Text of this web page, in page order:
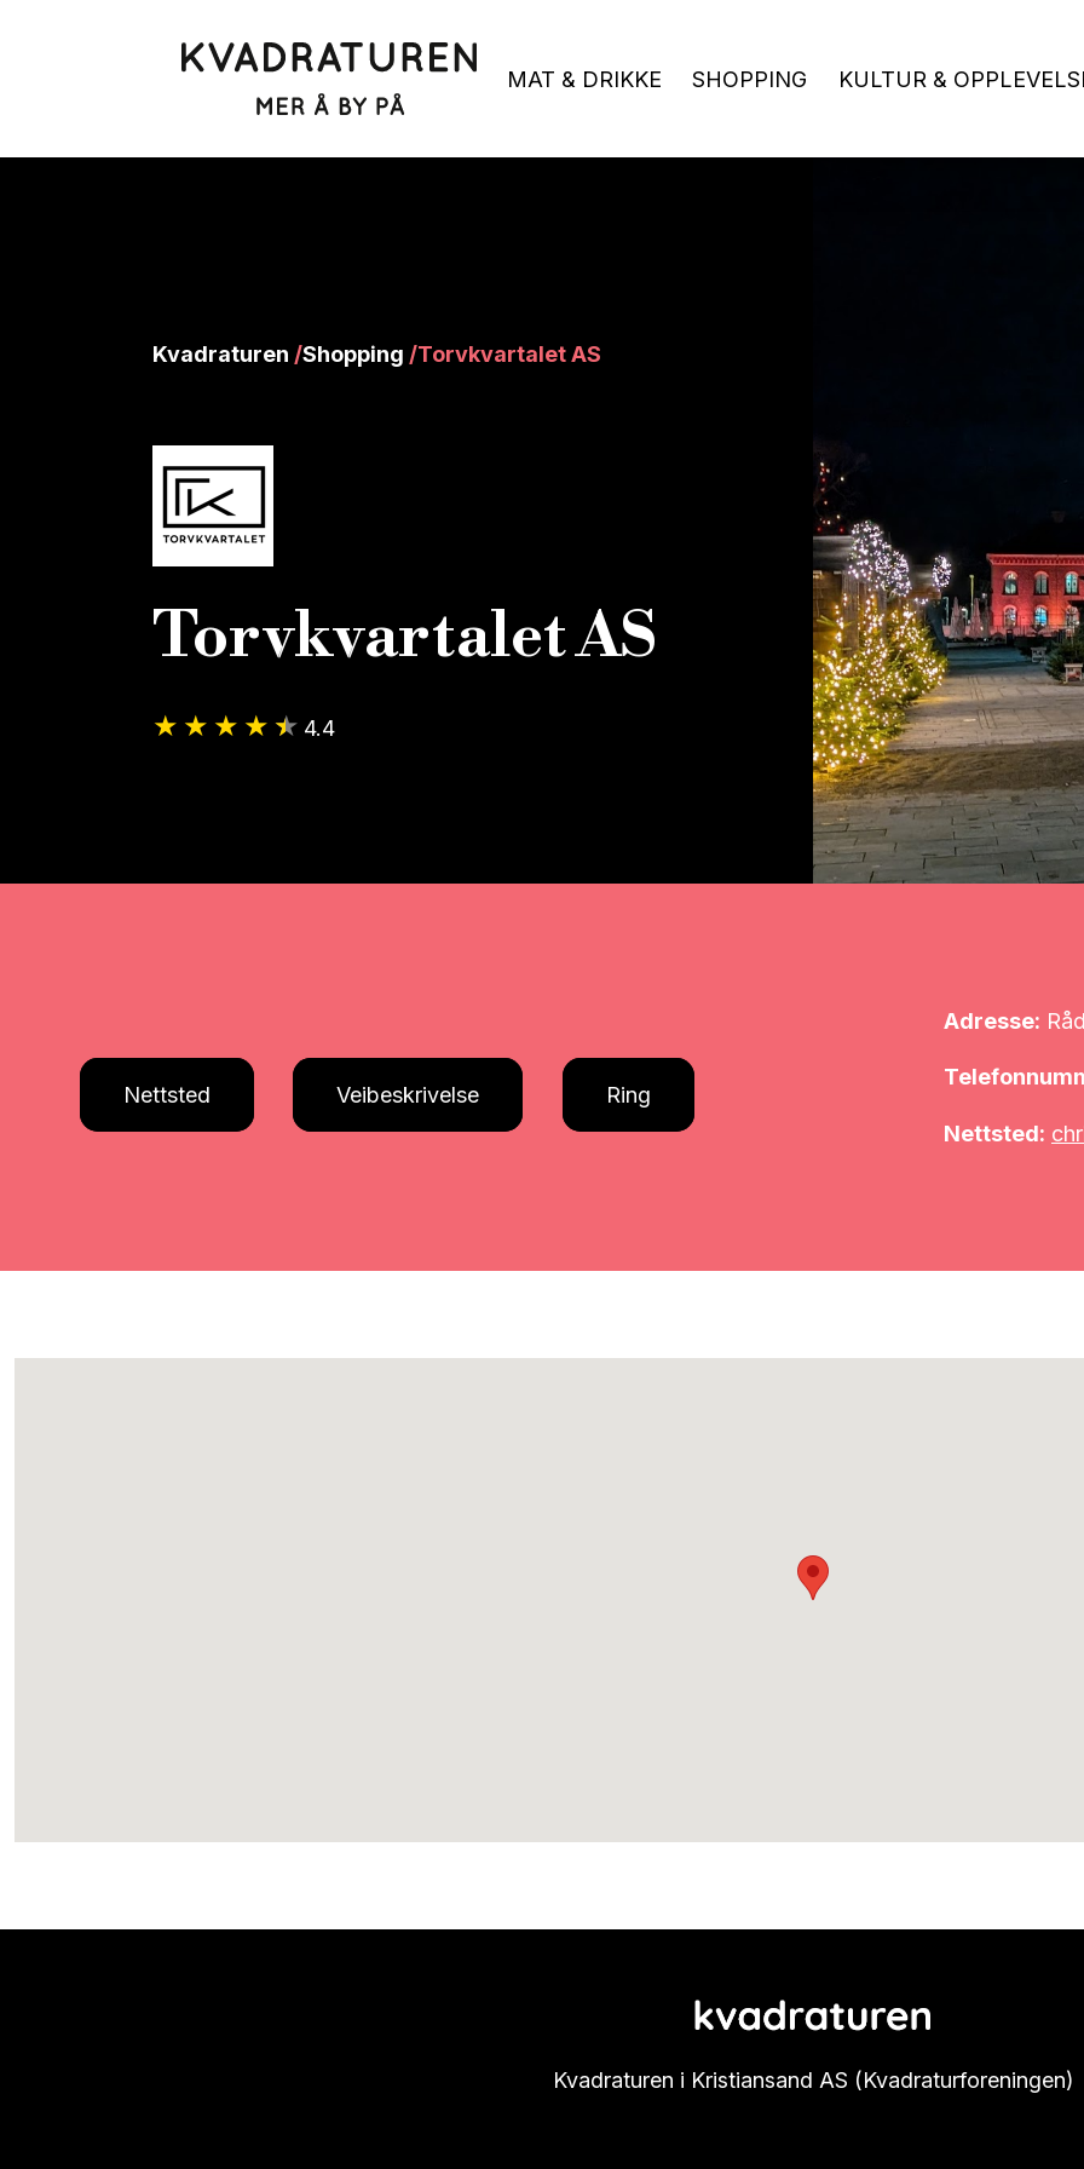
MAT & DRIKKE SHOPPING KULTUR &
Kvadraturen /Shopping /Torvkvartalet AS
Torvkvartalet AS
4.4
Nettsted Veibeskrivelse Ring
Adresse:
Nettsted:
Kvadraturen i Kristiansand AS (Kvadraturforeningen)